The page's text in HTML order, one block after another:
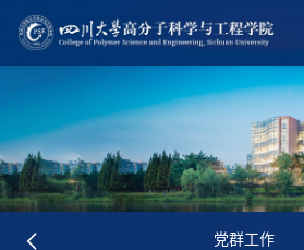
党群工作